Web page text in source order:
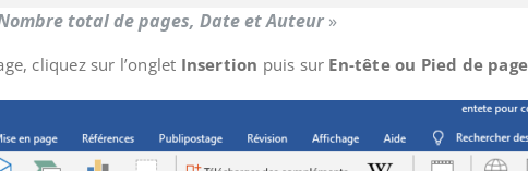
total de pages, Date et Auteur »
cliquez sur l’onglet Insertion puis sur En-tête ou Pied de page